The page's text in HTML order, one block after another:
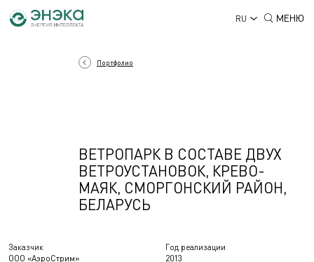
RU МЕНЮ
Заказчик
ООО «АэроСтрим»
Год реализации
2013
Портфолио
ВЕТРОПАРК В СОСТАВЕ ДВУХ
ВЕТРОУСТАНОВОК, КРЕВО-
МАЯК, СМОРГОНСКИЙ РАЙОН,
БЕЛАРУСЬ